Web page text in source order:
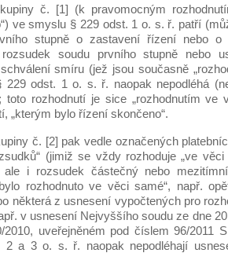
č. [1] (k pravomocným
ve smyslu § 229 odst. 1 o. s. ř. patří
stupně o zastavení řízení nebo o
soudu prvního stupně nebo
smíru (jež jsou současně
229 odst. 1 o. s. ř. naopak nepodléhá
toto rozhodnutí je sice „rozhodnutím ve
„kterým bylo řízení skončeno“.
č. [2] pak vedle označených
(jimiž se vždy rozhoduje „ve
ale i rozsudek částečný nebo
rozhodnuto ve věci samé“, např.
některá z usnesení vypočtených pro
v usnesení Nejvyššího soudu ze dne
2010, uveřejněném pod číslem 96/2011
2 a 3 o. s. ř. naopak nepodléhají